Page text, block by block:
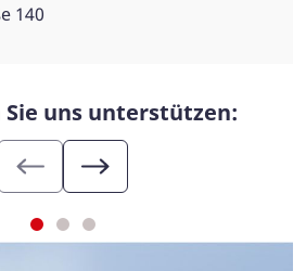
140
Sie uns unterstützen: